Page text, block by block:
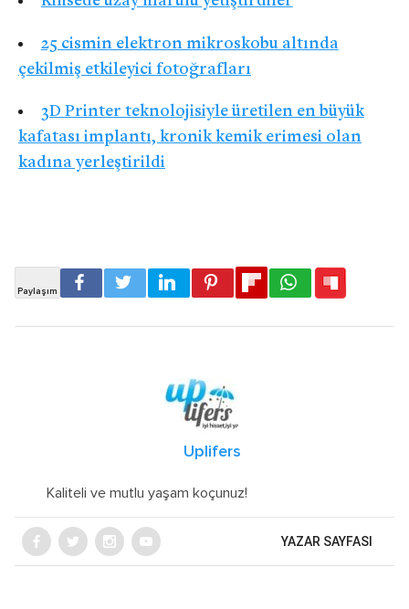
25 cismin elektron mikroskobu altında
çekilmiş etkileyici fotoğrafları
3D Printer teknolojisiyle üretilen en büyük
kafatası implantı, kronik kemik erimesi olan
kadına yerleştirildi
Uplifers
Kaliteli ve mutlu yaşam koçunuz!
YAZAR SAYFASI